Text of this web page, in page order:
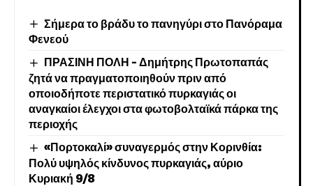
Σήμερα το βράδυ το πανηγύρι στο Πανόραμα
Φενεού
ΠΡΑΣΙΝΗ ΠΟΛΗ – Δημήτρης Πρωτοπαπάς
ζητά να πραγματοποιηθούν πριν από
οποιοδήποτε περιστατικό πυρκαγιάς οι
αναγκαίοι έλεγχοι στα φωτοβολταϊκά πάρκα της
περιοχής
«Πορτοκαλί» συναγερμός στην Κορινθία:
Πολύ υψηλός κίνδυνος πυρκαγιάς, αύριο
Κυριακή 9/8